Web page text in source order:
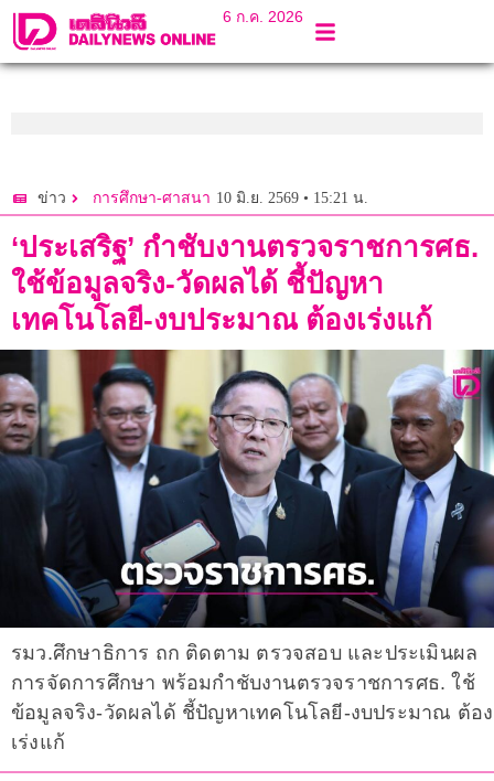
6 ก.ค. 2026
ข่าว การศึกษา-ศาสนา 10 มิ.ย. 2569 • 15:21 น.
‘ประเสริฐ’ กำชับงานตรวจราชการศธ.
ใช้ข้อมูลจริง-วัดผลได้ ชี้ปัญหา
เทคโนโลยี-งบประมาณ ต้องเร่งแก้
รมว.ศึกษาธิการ ถก ติดตาม ตรวจสอบ และประเมินผล
การจัดการศึกษา พร้อมกำชับงานตรวจราชการศธ. ใช้
ข้อมูลจริง-วัดผลได้ ชี้ปัญหาเทคโนโลยี-งบประมาณ ต้อง
เร่งแก้